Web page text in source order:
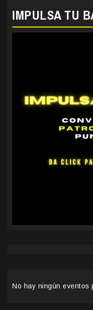
IMPULSA TU
No hay ningún eventos